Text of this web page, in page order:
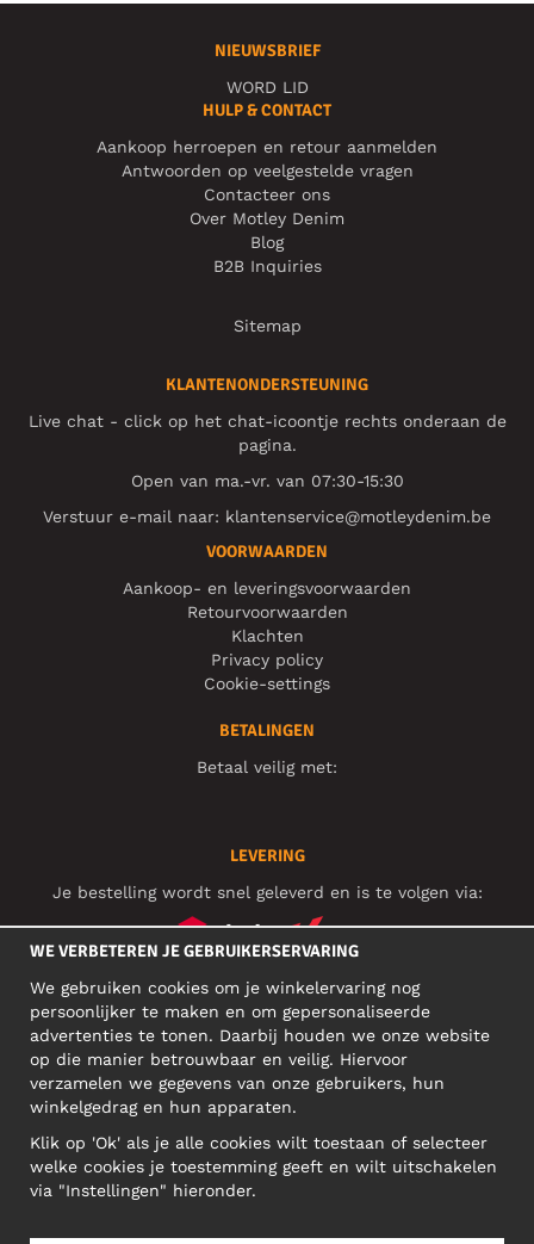
NIEUWSBRIEF
WORD LID
HULP & CONTACT
Aankoop herroepen en retour aanmelden
Antwoorden op veelgestelde vragen
Contacteer ons
Over Motley Denim
Blog
B2B Inquiries
Sitemap
KLANTENONDERSTEUNING
Live chat - click op het chat-icoontje rechts onderaan de
pagina.
Open van ma.-vr. van 07:30-15:30
Verstuur e-mail naar: klantenservice@motleydenim.be
VOORWAARDEN
Aankoop- en leveringsvoorwaarden
Retourvoorwaarden
Klachten
Privacy policy
Cookie-settings
BETALINGEN
Betaal veilig met:
LEVERING
Je bestelling wordt snel geleverd en is te volgen via:
SOCIAL MEDIA
ZAKELIJK ADRES
Narva mnt 5, EE-10117 Tallinn
Reg: 12356245
WE VERBETEREN JE GEBRUIKERSERVARING
We gebruiken cookies om je winkelervaring nog
persoonlijker te maken en om gepersonaliseerde
advertenties te tonen. Daarbij houden we onze website
op die manier betrouwbaar en veilig. Hiervoor
verzamelen we gegevens van onze gebruikers, hun
winkelgedrag en hun apparaten.
Klik op 'Ok' als je alle cookies wilt toestaan of selecteer
welke cookies je toestemming geeft en wilt uitschakelen
via "Instellingen" hieronder.